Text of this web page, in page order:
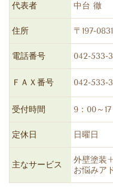
代表者 中台 徹
住所 〒197-
電話番号 042-533-
ＦＡＸ番号 042-533-
受付時間 9：00～
定休日 日曜日
主なサービス
外壁塗装
お悩みア